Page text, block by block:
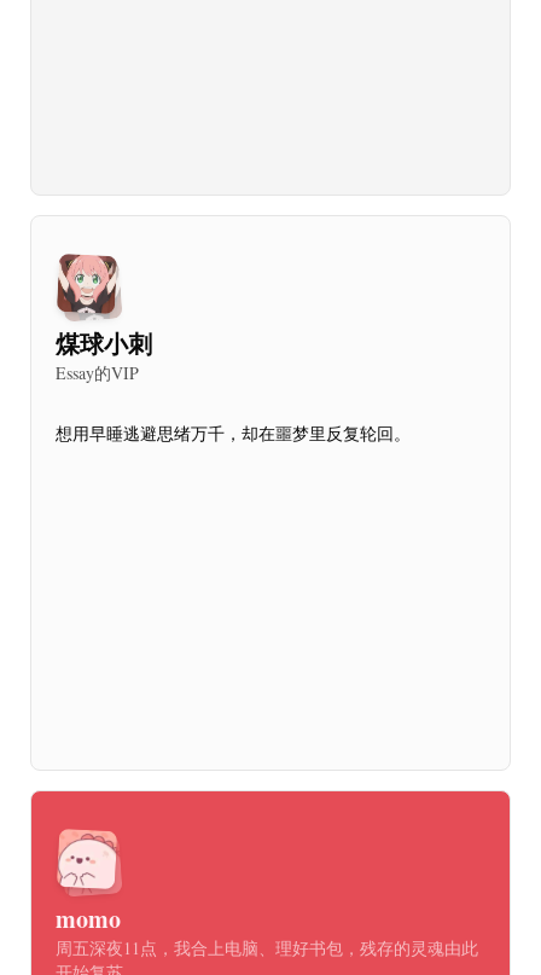
煤球小刺
Essay的VIP
想用早睡逃避思绪万千，却在噩梦里反复轮回。
momo
周五深夜11点，我合上电脑、理好书包，残存的灵魂由此